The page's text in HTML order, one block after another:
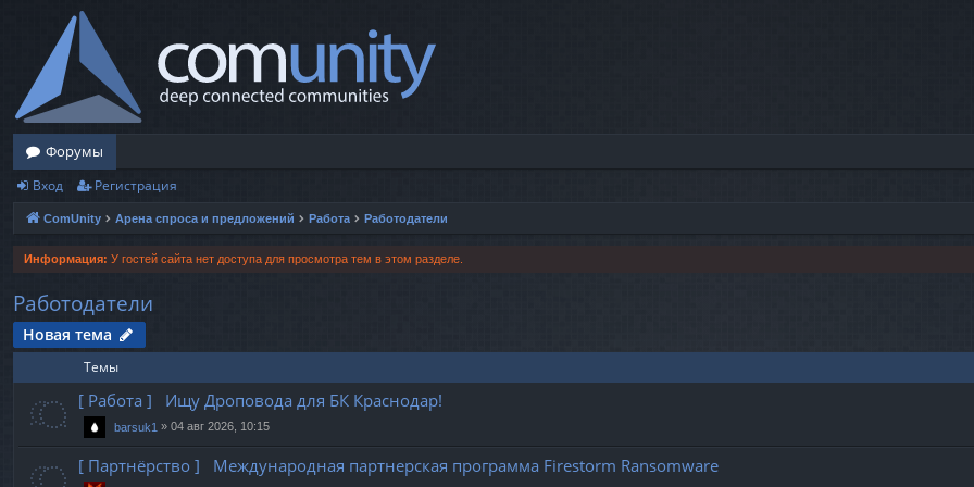
Форумы
Вход Регистрация
ComUnity Арена спроса и предложений Работа Работодатели
Информация: У гостей сайта нет доступа для просмотра тем в этом разделе.
Работодатели
Новая тема
Темы
[ Работа ] Ищу Дроповода для БК Краснодар!
barsuk1 » 04 авг 2026, 10:15
[ Партнёрство ] Международная партнерская программа Firestorm Ransomware